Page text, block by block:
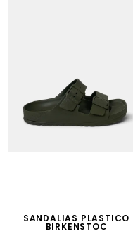
SANDALIAS PLASTICO
BIRKENSTOC